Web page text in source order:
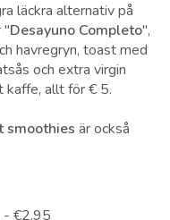
läckra alternativ på
"Desayuno Completo",
havregryn, toast med
och extra virgin
kaffe, allt för € 5.
smoothies är också
- €2.95